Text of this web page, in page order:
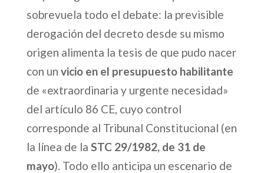
sobrevuela todo el debate: la previsible
derogación del decreto desde su mismo
origen alimenta la tesis de que pudo nacer
con un vicio en el presupuesto habilitante
de «extraordinaria y urgente necesidad»
del artículo 86 CE, cuyo control
corresponde al Tribunal Constitucional (en
la línea de la STC 29/1982, de 31 de
mayo). Todo ello anticipa un escenario de